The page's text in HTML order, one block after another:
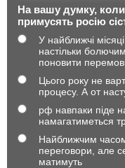
На вашу думку, коли
примусять росію
У найближчі
настільки
поновити
Цього року не
процесу. А от
рф навпаки піде
намагатиметься
Найближчим
переговори, але
матимуть